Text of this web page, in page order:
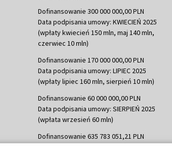
Dofinansowanie 300 000 000,00 PLN
Data podpisania umowy: KWIECIEŃ 2025
(wpłaty kwiecień 150 mln, maj 140 mln,
czerwiec 10 mln)
Dofinansowanie 170 000 000,00 PLN
Data podpisania umowy: LIPIEC 2025
(wpłaty lipiec 160 mln, sierpień 10 mln)
Dofinansowanie 60 000 000,00 PLN
Data podpisania umowy: SIERPIEŃ 2025
(wpłata wrzesień 60 mln)
Dofinansowanie 635 783 051,21 PLN